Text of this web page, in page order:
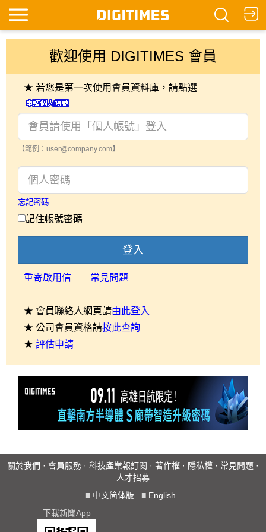
歡迎使用 DIGITIMES 會員
★ 若您是第一次使用會員資料庫，請點選
【範例：user@company.com】
忘記密碼
記住帳號密碼
登入
重寄啟用信 常見問題
★ 會員聯絡人網頁請由此登入
★ 公司會員資格請按此查詢
★ 評估申請
關於我們 · 會員服務 · 科技產業報訂閱 · 著作權 · 隱私權 · 常見問題 ·
人才招募
■ 中文简体版 ■ English
下載新聞App